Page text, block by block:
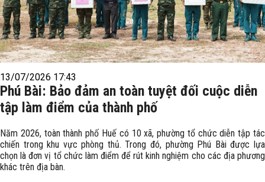
13/07/2026 17:43
Phú Bài: Bảo đảm an toàn tuyệt đối cuộc diễn
tập làm điểm của thành phố
Năm 2026, toàn thành phố Huế có 10 xã, phường tổ chức diễn tập tác
chiến trong khu vực phòng thủ. Trong đó, phường Phú Bài được lựa
chọn là đơn vị tổ chức làm điểm để rút kinh nghiệm cho các địa phương
khác trên địa bàn.